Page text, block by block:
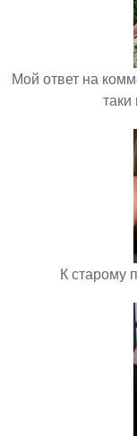
Мой ответ на
К старому